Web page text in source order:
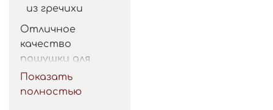
из гречихи
Отличное
качество
пошушки для
такой цены.
Рекомендую.
Показать
полностью